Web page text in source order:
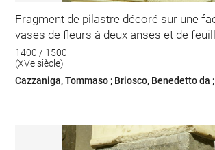
Fragment de pilastre décoré sur une
vases de fleurs à deux anses et de
1400 / 1500
(XVe siècle)